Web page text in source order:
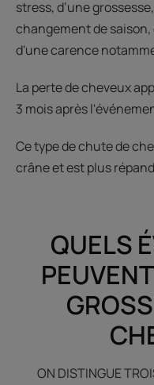
stress, d’une
changement de
d'une carence
La perte de cheveux
3 mois après
Ce type de chute de
crâne et est plus
QUELS
ON DISTINGUE